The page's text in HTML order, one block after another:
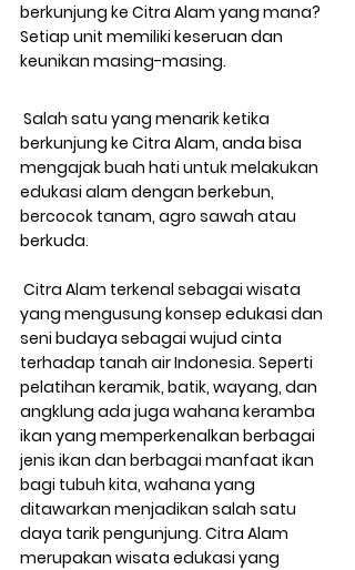
berkunjung ke Citra Alam yang mana?
Setiap unit memiliki keseruan dan
keunikan masing-masing.
berkunjung ke Citra Alam, anda bisa
mengajak buah hati untuk melakukan
edukasi alam dengan berkebun,
bercocok tanam, agro sawah atau
berkuda.
yang mengusung konsep edukasi dan
seni budaya sebagai wujud cinta
terhadap tanah air Indonesia. Seperti
pelatihan keramik, batik, wayang, dan
angklung ada juga wahana keramba
ikan yang memperkenalkan berbagai
jenis ikan dan berbagai manfaat ikan
bagi tubuh kita, wahana yang
ditawarkan menjadikan salah satu
daya tarik pengunjung. Citra Alam
merupakan wisata edukasi yang